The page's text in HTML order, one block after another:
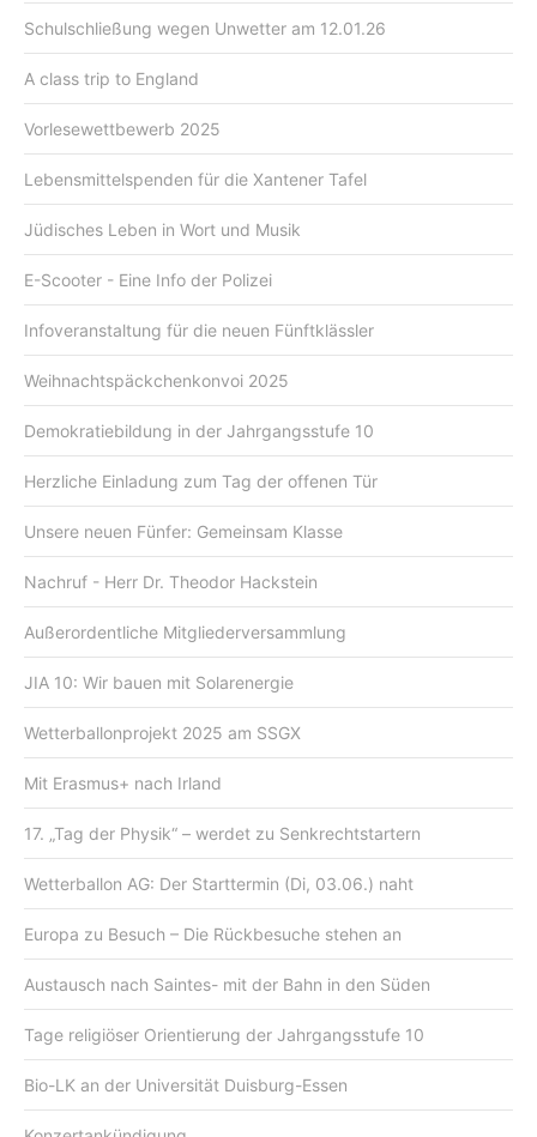
Schulschließung wegen Unwetter am 12.01.26
A class trip to England
Vorlesewettbewerb 2025
Lebensmittelspenden für die Xantener Tafel
Jüdisches Leben in Wort und Musik
E-Scooter - Eine Info der Polizei
Infoveranstaltung für die neuen Fünftklässler
Weihnachtspäckchenkonvoi 2025
Demokratiebildung in der Jahrgangsstufe 10
Herzliche Einladung zum Tag der offenen Tür
Unsere neuen Fünfer: Gemeinsam Klasse
Nachruf - Herr Dr. Theodor Hackstein
Außerordentliche Mitgliederversammlung
JIA 10: Wir bauen mit Solarenergie
Wetterballonprojekt 2025 am SSGX
Mit Erasmus+ nach Irland
17. „Tag der Physik“ – werdet zu Senkrechtstartern
Wetterballon AG: Der Starttermin (Di, 03.06.) naht
Europa zu Besuch – Die Rückbesuche stehen an
Austausch nach Saintes- mit der Bahn in den Süden
Tage religiöser Orientierung der Jahrgangsstufe 10
Bio-LK an der Universität Duisburg-Essen